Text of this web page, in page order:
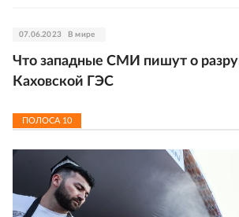
07.06.2023 В мире
Что западные СМИ пишут о
Каховской ГЭС
ПОЛОСА 10